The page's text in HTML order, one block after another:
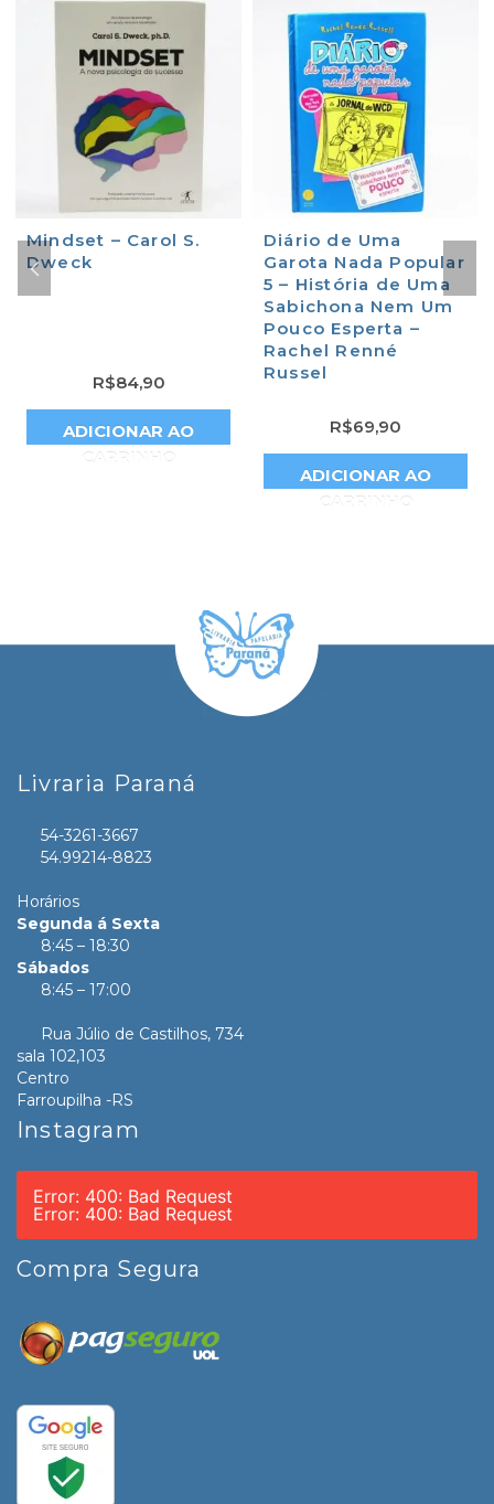
Mindset – Carol S.
Dweck
R$84,90
ADICIONAR AO
CARRINHO
Diário de Uma
Garota Nada Popular
5 – História de Uma
Sabichona Nem Um
Pouco Esperta –
Rachel Renné
Russel
R$69,90
ADICIONAR AO
CARRINHO
Livraria Paraná
54-3261-3667
54.99214-8823
Horários
Segunda á Sexta
8:45 – 18:30
Sábados
8:45 – 17:00
Rua Júlio de Castilhos, 734
sala 102,103
Centro
Farroupilha -RS
Instagram
Error: 400: Bad Request
Error: 400: Bad Request
Compra Segura